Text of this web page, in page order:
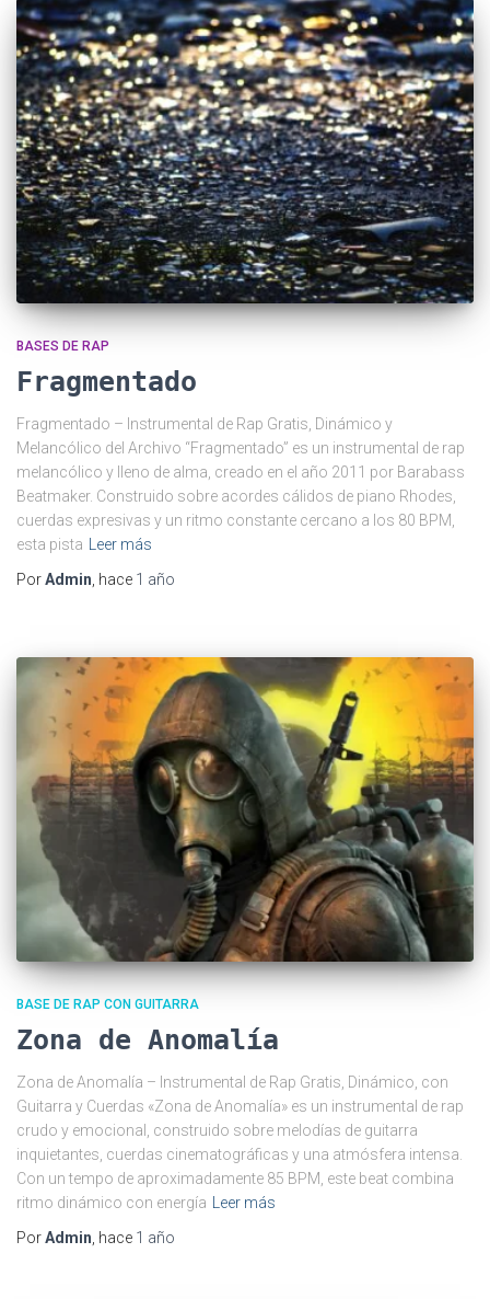
BASES DE RAP
Fragmentado
Fragmentado – Instrumental de Rap Gratis, Dinámico y
Melancólico del Archivo “Fragmentado” es un instrumental de rap
melancólico y lleno de alma, creado en el año 2011 por Barabass
Beatmaker. Construido sobre acordes cálidos de piano Rhodes,
cuerdas expresivas y un ritmo constante cercano a los 80 BPM,
esta pista Leer más
PorAdmin , hace 1 año
BASE DE RAP CON GUITARRA
Zona de Anomalía
Zona de Anomalía – Instrumental de Rap Gratis, Dinámico, con
Guitarra y Cuerdas «Zona de Anomalía» es un instrumental de rap
crudo y emocional, construido sobre melodías de guitarra
inquietantes, cuerdas cinematográficas y una atmósfera intensa.
Con un tempo de aproximadamente 85 BPM, este beat combina
ritmo dinámico con energía Leer más
PorAdmin, hace 1 año